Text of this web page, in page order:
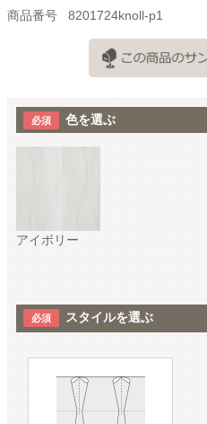
商品番号 8201724knoll-p1
色を選ぶ
アイボリー
スタイルを選ぶ